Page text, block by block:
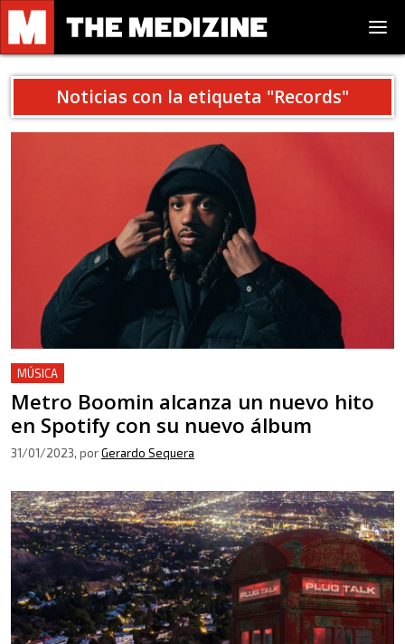
Noticias con la etiqueta "Records"
MÚSICA
Metro Boomin alcanza un nuevo hito
en Spotify con su nuevo álbum
31/01/2023, porGerardo Sequera